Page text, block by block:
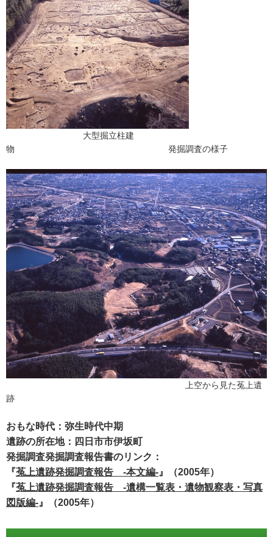
大型掘立柱建
物 発掘調査の様子
上空から見た菟上遺
跡
おもな時代：弥生時代中期
遺跡の所在地：四日市市伊坂町
発掘調査発掘調査報告書のリンク：
『菟上遺跡発掘調査報告 -本文編- 』（2005年）
『菟上遺跡発掘調査報告 -遺構一覧表・遺物観察表・写真
図版編- 』（2005年）